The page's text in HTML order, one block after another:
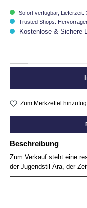
Sofort verfügbar, Lieferzeit:
Trusted Shops:
Kostenlose & Sichere
Zum Merkzettel
Beschreibung
Zum Verkauf steht eine
der Jugendstil Ära, der